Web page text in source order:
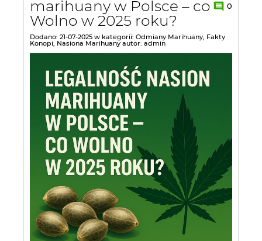
marihuany w Polsce – co
Wolno w 2025 roku?
0
Dodano: 21-07-2025 w kategorii: Odmiany Marihuany, Fakty
Konopi, Nasiona Marihuany autor: admin